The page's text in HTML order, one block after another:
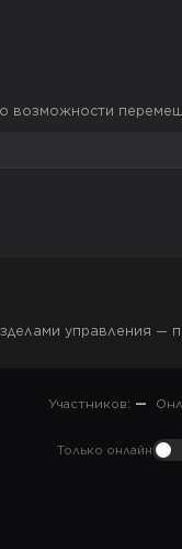
возможности
управления —
Участников: —
Только онлайн